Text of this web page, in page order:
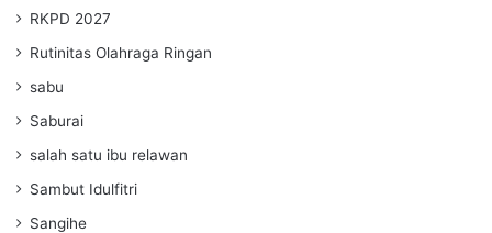
RKPD 2027
Rutinitas Olahraga Ringan
sabu
Saburai
salah satu ibu relawan
Sambut Idulfitri
Sangihe